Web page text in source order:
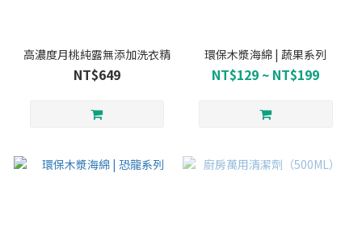
高濃度月桃純露無添加洗衣精
NT$649
環保木漿海綿 | 蔬果系列
NT$129 ~ NT$199